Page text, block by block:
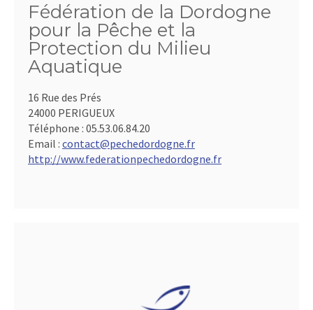
Fédération de la Dordogne
pour la Pêche et la
Protection du Milieu
Aquatique
16 Rue des Prés
24000 PERIGUEUX
Téléphone : 05.53.06.84.20
Email : contact@pechedordogne.fr
http://www.federationpechedordogne.fr